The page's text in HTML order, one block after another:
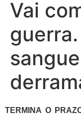
Vai
TERMINA O